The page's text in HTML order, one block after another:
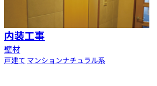
内装工事
壁材
戸建て マンションナチュラル系